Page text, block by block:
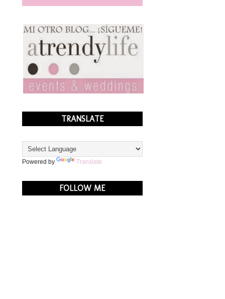
TRANSLATE
Powered by Translate
FOLLOW ME